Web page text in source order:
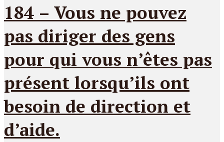
184 – Vous ne pouvez
pas diriger des gens
pour qui vous n’êtes pas
présent lorsqu’ils ont
besoin de direction et
d’aide.